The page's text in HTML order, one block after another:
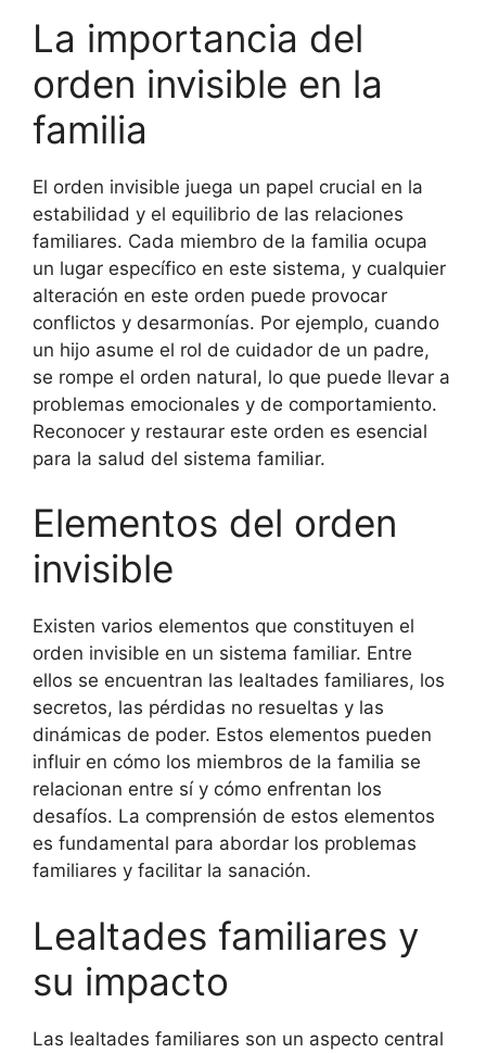
La importancia del
orden invisible en la
familia
El orden invisible juega un papel crucial en la
estabilidad y el equilibrio de las relaciones
familiares. Cada miembro de la familia ocupa
un lugar específico en este sistema, y cualquier
alteración en este orden puede provocar
conflictos y desarmonías. Por ejemplo, cuando
un hijo asume el rol de cuidador de un padre,
se rompe el orden natural, lo que puede llevar a
problemas emocionales y de comportamiento.
Reconocer y restaurar este orden es esencial
para la salud del sistema familiar.
Elementos del orden
invisible
Existen varios elementos que constituyen el
orden invisible en un sistema familiar. Entre
ellos se encuentran las lealtades familiares, los
secretos, las pérdidas no resueltas y las
dinámicas de poder. Estos elementos pueden
influir en cómo los miembros de la familia se
relacionan entre sí y cómo enfrentan los
desafíos. La comprensión de estos elementos
es fundamental para abordar los problemas
familiares y facilitar la sanación.
Lealtades familiares y
su impacto
Las lealtades familiares son un aspecto central